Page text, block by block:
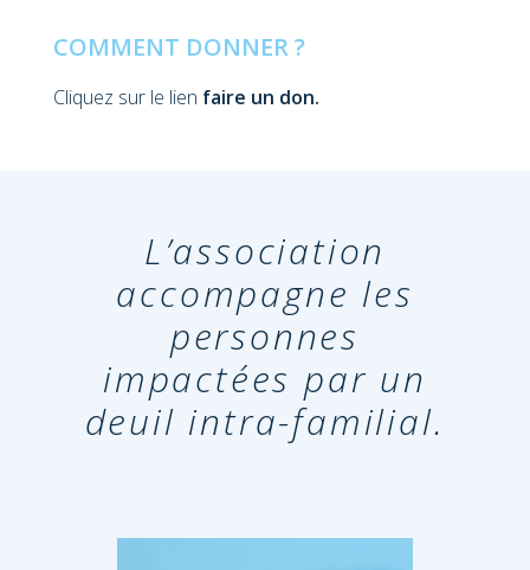
COMMENT DONNER ?
Cliquez sur le lien faire un don.
L’association
accompagne les
personnes
impactées par un
deuil intra-familial.